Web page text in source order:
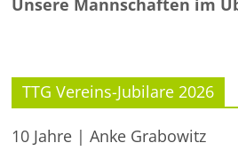
Unsere Mannschaften im
TTG Vereins-Jubilare 2026
10 Jahre | Anke Grabowitz